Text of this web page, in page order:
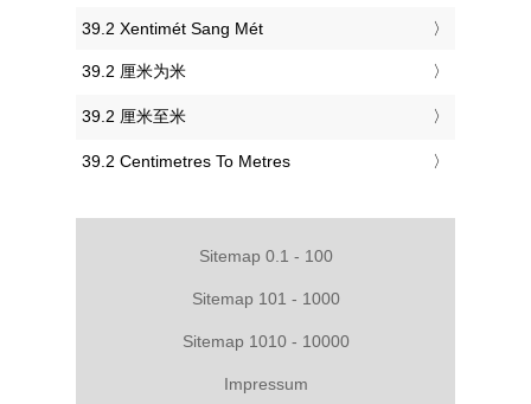
‎39.2 Xentimét Sang Mét
‎39.2 厘米为米
‎39.2 厘米至米
‎39.2 Centimetres To Metres
Sitemap 0.1 - 100
Sitemap 101 - 1000
Sitemap 1010 - 10000
Impressum